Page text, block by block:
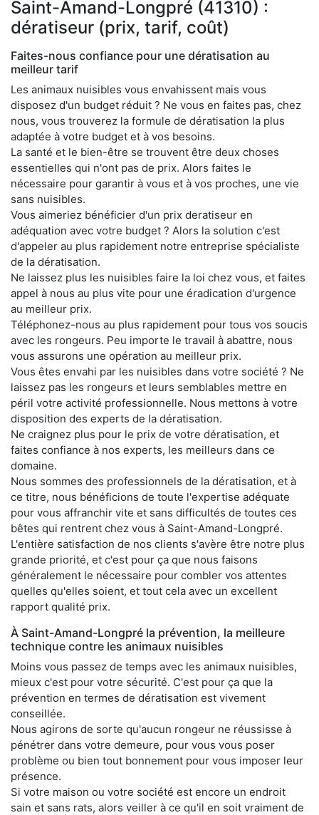
Saint-Amand-Longpré (41310) :
dératiseur (prix, tarif, coût)
Faites-nous confiance pour une dératisation au
meilleur tarif
Les animaux nuisibles vous envahissent mais vous
disposez d'un budget réduit ? Ne vous en faites pas, chez
nous, vous trouverez la formule de dératisation la plus
adaptée à votre budget et à vos besoins.
La santé et le bien-être se trouvent être deux choses
essentielles qui n'ont pas de prix. Alors faites le
nécessaire pour garantir à vous et à vos proches, une vie
sans nuisibles.
Vous aimeriez bénéficier d'un prix deratiseur en
adéquation avec votre budget ? Alors la solution c'est
d'appeler au plus rapidement notre entreprise spécialiste
de la dératisation.
Ne laissez plus les nuisibles faire la loi chez vous, et faites
appel à nous au plus vite pour une éradication d'urgence
au meilleur prix.
Téléphonez-nous au plus rapidement pour tous vos soucis
avec les rongeurs. Peu importe le travail à abattre, nous
vous assurons une opération au meilleur prix.
Vous êtes envahi par les nuisibles dans votre société ? Ne
laissez pas les rongeurs et leurs semblables mettre en
péril votre activité professionnelle. Nous mettons à votre
disposition des experts de la dératisation.
Ne craignez plus pour le prix de votre dératisation, et
faites confiance à nos experts, les meilleurs dans ce
domaine.
Nous sommes des professionnels de la dératisation, et à
ce titre, nous bénéficions de toute l'expertise adéquate
pour vous affranchir vite et sans difficultés de toutes ces
bêtes qui rentrent chez vous à Saint-Amand-Longpré.
L'entière satisfaction de nos clients s'avère être notre plus
grande priorité, et c'est pour ça que nous faisons
généralement le nécessaire pour combler vos attentes
quelles qu'elles soient, et tout cela avec un excellent
rapport qualité prix.
À Saint-Amand-Longpré la prévention, la meilleure
technique contre les animaux nuisibles
Moins vous passez de temps avec les animaux nuisibles,
mieux c'est pour votre sécurité. C'est pour ça que la
prévention en termes de dératisation est vivement
conseillée.
Nous agirons de sorte qu'aucun rongeur ne réussisse à
pénétrer dans votre demeure, pour vous vous poser
problème ou bien tout bonnement pour vous imposer leur
présence.
Si votre maison ou votre société est encore un endroit
sain et sans rats, alors veiller à ce qu'il en soit vraiment de